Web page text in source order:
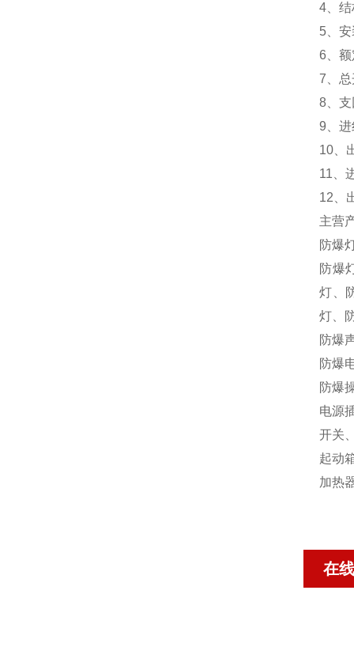
4、
5、
6、
7、
8、
9、进
10、
11、
12、
主营
防爆
防爆
灯、
灯、
防爆
防爆
防爆
电源
开关
起动
加热
在